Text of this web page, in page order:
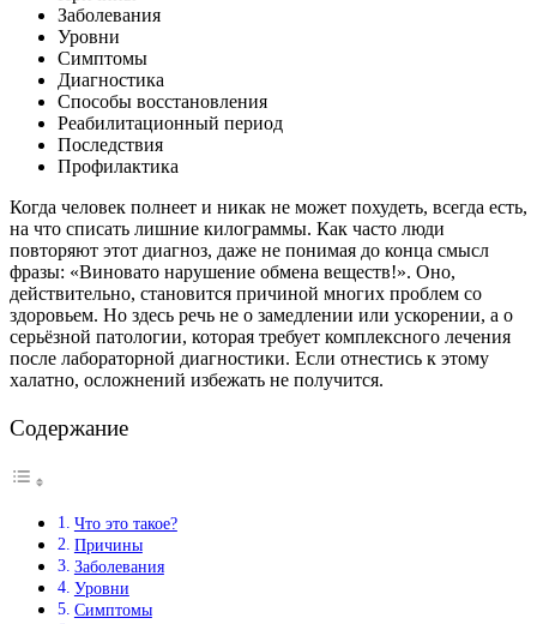
Заболевания
Уровни
Симптомы
Диагностика
Способы восстановления
Реабилитационный период
Последствия
Профилактика
Когда человек полнеет и никак не может похудеть, всегда есть,
на что списать лишние килограммы. Как часто люди
повторяют этот диагноз, даже не понимая до конца смысл
фразы: «Виновато нарушение обмена веществ!». Оно,
действительно, становится причиной многих проблем со
здоровьем. Но здесь речь не о замедлении или ускорении, а о
серьёзной патологии, которая требует комплексного лечения
после лабораторной диагностики. Если отнестись к этому
халатно, осложнений избежать не получится.
Содержание
Что это такое?
Причины
Заболевания
Уровни
Симптомы